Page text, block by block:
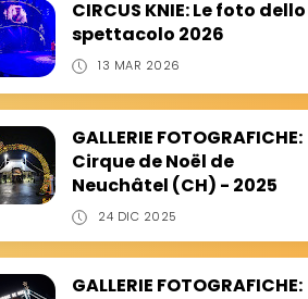
CIRCUS KNIE: Le foto dello
spettacolo 2026
13 MAR 2026
GALLERIE FOTOGRAFICHE:
Cirque de Noël de
Neuchâtel (CH) - 2025
24 DIC 2025
GALLERIE FOTOGRAFICHE: